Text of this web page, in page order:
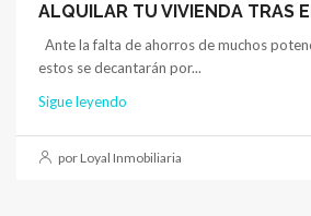
ALQUILAR TU VIVIENDA TRAS
Ante la falta de ahorros de muchos
estos se decantarán por...
Sigue leyendo
por Loyal Inmobiliaria